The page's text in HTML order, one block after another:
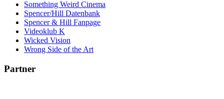
Something Weird Cinema
Spencer/Hill Datenbank
Spencer & Hill Fanpage
Videoklub K
Wicked Vision
Wrong Side of the Art
Partner